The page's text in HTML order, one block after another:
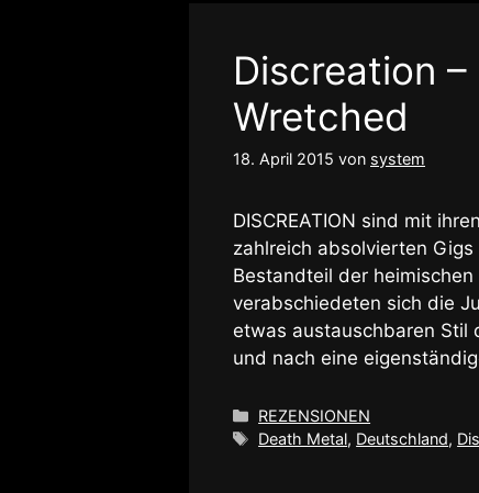
Discreation
Wretched
18. April 2015 von system
DISCREATION sind mit
zahlreich absolvierten
Bestandteil der
verabschiedeten sich die
etwas austauschbaren Stil
und nach eine
Kategorien
REZENSIONEN
Schlagwörter
Death Metal, Deutschland,